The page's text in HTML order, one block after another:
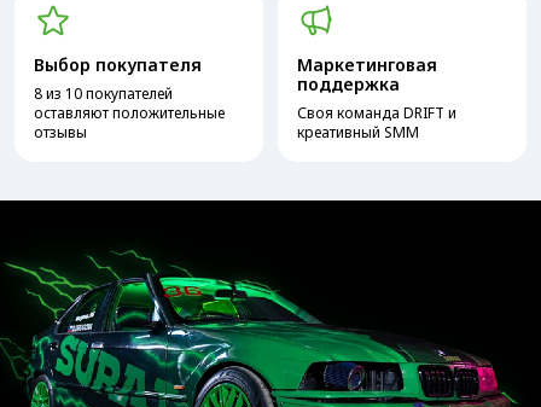
Выбор покупателя
8 из 10 покупателей
оставляют положительные
отзывы
Маркетинговая
поддержка
Своя команда DRIFT и
креативный SMM